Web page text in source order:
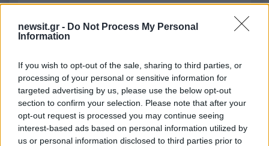
newsit.gr - Do Not Process My Personal
Information
If you wish to opt-out of the sale, sharing to third parties, or
processing of your personal or sensitive information for
targeted advertising by us, please use the below opt-out
section to confirm your selection. Please note that after your
opt-out request is processed you may continue seeing
interest-based ads based on personal information utilized by
us or personal information disclosed to third parties prior to
Υποβολή σχολίου
Όροι Χρήσης. Το site προστατεύεται από reCAPTCHA, ισχύουν
Πολιτική Απορρήτου
Όροι Χρήσης της Google.
Αθλητικά
ΓΙΟΣ
ΚΑΤΕΡΙΝΑ ΣΤΕΦΑΝΙΔΗ
Share: